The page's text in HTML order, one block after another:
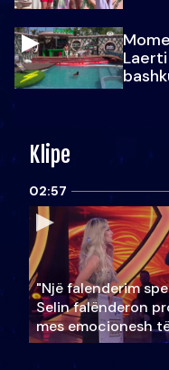
Klipe
02:57
"Një falenderim
Selin falënderon
mes emocionesh